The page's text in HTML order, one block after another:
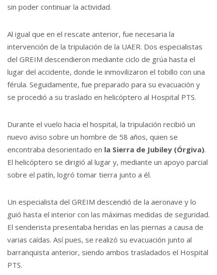
sin poder continuar la actividad.
Al igual que en el rescate anterior, fue necesaria la
intervención de la tripulación de la UAER. Dos especialistas
del GREIM descendieron mediante ciclo de grúa hasta el
lugar del accidente, donde le inmovilizaron el tobillo con una
férula. Seguidamente, fue preparado para su evacuación y
se procedió a su traslado en helicóptero al Hospital PTS.
Durante el vuelo hacia el hospital, la tripulación recibió un
nuevo aviso sobre un hombre de 58 años, quien se
encontraba desorientado en la Sierra de Jubiley (Órgiva).
El helicóptero se dirigió al lugar y, mediante un apoyo parcial
sobre el patín, logró tomar tierra junto a él.
Un especialista del GREIM descendió de la aeronave y lo
guió hasta el interior con las máximas medidas de seguridad.
El senderista presentaba heridas en las piernas a causa de
varias caídas. Así pues, se realizó su evacuación junto al
barranquista anterior, siendo ambos trasladados el Hospital
PTS.